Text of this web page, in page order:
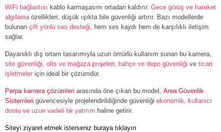
WiFi bağlantısı kablo karmaşasını ortadan kaldırır. Gece görüş ve hareket
algılama özellikleri, düşük ışıkta bile güvenliği artırır. Bazı modellerde
bulunan çift yönlü ses desteği , hem ses kaydı hem de karşılıklı iletişim
sağlar.
Dayanıklı dış ortam tasarımıyla uzun ömürlü kullanım sunan bu kamera,
site güvenliği, ofis ve mağaza projeleri, bahçe ve depo güvenliği ve ticari
işletmeler için ideal bir çözümdür.
Perpa kamera çözümleri arasında öne çıkan bu model, Area Güvenlik
Sistemleri güvencesiyle projelendirildiğinde güvenliği ekonomik, kullanıcı
dostu ve uzun vadeli bir yatırım haline getirir.
Siteyi ziyaret etmek isterseniz buraya tıklayın